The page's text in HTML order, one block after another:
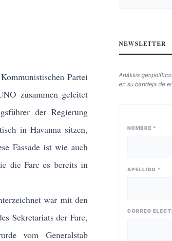
Partei
zusammen geleitet
der Regierung
in Havanna sitzen,
Fassade ist wie auch
die Farc es bereits in
war mit den
Sekretariats der Farc,
vom Generalstab
NEWSLETTER
Análisis
en su bandeja de
NOMBRE *
APELLIDO *
CORREO